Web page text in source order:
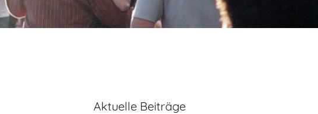
Aktuelle Beiträge